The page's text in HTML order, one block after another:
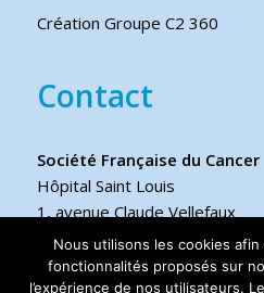
Création Groupe C2 360
Contact
Société Française du Cancer
Hôpital Saint Louis
1, avenue Claude Vellefaux
75475 Paris cedex 10
Nous utilisons les cookies
fonctionnalités proposés sur
l’expérience de nos utilisateurs.